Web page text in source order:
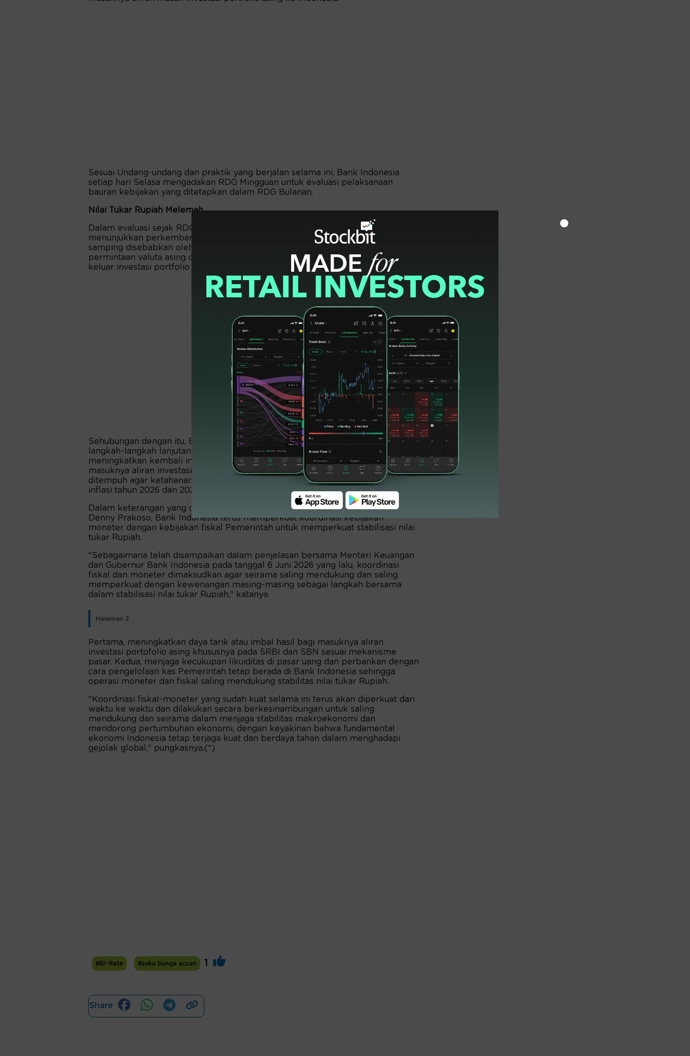
Sesuai Undang-undang dan praktik yang berjalan selama ini, Bank Indonesia
setiap hari Selasa mengadakan RDG Mingguan untuk evaluasi pelaksanaan
bauran kebijakan yang ditetapkan dalam RDG Bulanan.
Nilai Tukar Rupiah Melemah
Dalam evaluasi sejak RDG Bulanan tanggal 19-20 Mei 2026, nilai tukar Rupiah
menunjukkan perkembangan yang lebih lemah dari yang diperkirakan. Di
samping disebabkan oleh gejolak global yang terus berlanjut dan tingginya
permintaan valuta asing dalam negeri, pelemahan juga didorong oleh aliran
keluar investasi portfolio asing dari Indonesia.
Sehubungan dengan itu, Bank Indonesia memandang perlu untuk menempuh
langkah-langkah lanjutan guna memperkuat stabilisasi nilai tukar Rupiah dengan
meningkatkan kembali imbal hasil dan sejumlah insentif lain untuk mendorong
masuknya aliran investasi asing. Stabilisasi nilai tukar Rupiah dimaksud juga
ditempuh agar ketahanan eksternal ekonomi Indonesia tetap terjaga dan sasaran
inflasi tahun 2026 dan 2027 tetap tercapai.
Dalam keterangan yang disampaikan lewat Direktur Komunikasi BI, Ramdan
Denny Prakoso, Bank Indonesia terus memperkuat koordinasi kebijakan
moneter dengan kebijakan fiskal Pemerintah untuk memperkuat stabilisasi nilai
tukar Rupiah.
"Sebagaimana telah disampaikan dalam penjelasan bersama Menteri Keuangan
dan Gubernur Bank Indonesia pada tanggal 6 Juni 2026 yang lalu, koordinasi
fiskal dan moneter dimaksudkan agar seirama saling mendukung dan saling
memperkuat dengan kewenangan masing-masing sebagai langkah bersama
dalam stabilisasi nilai tukar Rupiah," katanya.
Halaman 2
Pertama, meningkatkan daya tarik atau imbal hasil bagi masuknya aliran
investasi portofolio asing khususnya pada SRBI dan SBN sesuai mekanisme
pasar. Kedua, menjaga kecukupan likuiditas di pasar uang dan perbankan dengan
cara pengelolaan kas Pemerintah tetap berada di Bank Indonesia sehingga
operasi moneter dan fiskal saling mendukung stabilitas nilai tukar Rupiah.
"Koordinasi fiskal-moneter yang sudah kuat selama ini terus akan diperkuat dari
waktu ke waktu dan dilakukan secara berkesinambungan untuk saling
mendukung dan seirama dalam menjaga stabilitas makroekonomi dan
mendorong pertumbuhan ekonomi, dengan keyakinan bahwa fundamental
ekonomi Indonesia tetap terjaga kuat dan berdaya tahan dalam menghadapi
gejolak global," pungkasnya.(*)
#BI-Rate #suku bunga acuan 1
Share